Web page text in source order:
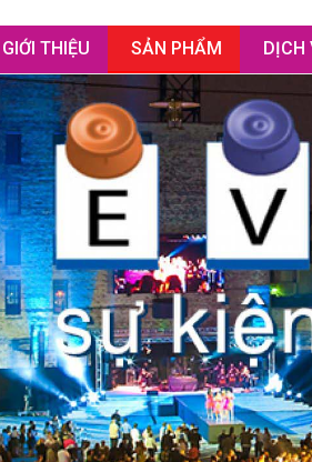
GIỚI THIỆU SẢN PHẨM DỊCH